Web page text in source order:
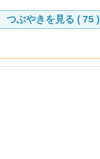
つぶやきを見る ( 75 )